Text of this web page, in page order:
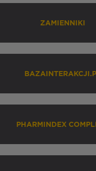
ZAMIENNIKI
PHARMINDEX